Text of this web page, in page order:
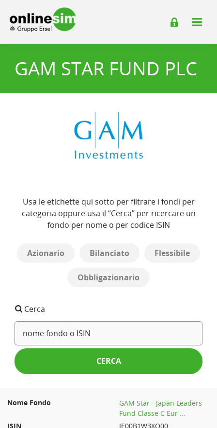
GAM STAR FUND PLC
Usa le etichette qui sotto per filtrare i fondi per
categoria oppure usa il “Cerca” per ricercare un
fondo per nome o per codice ISIN
Azionario Bilanciato Flessibile
Obbligazionario
Cerca
CERCA
GAM Star - Japan Leaders
Fund Classe C Eur ...
IE00B1W3XQ00